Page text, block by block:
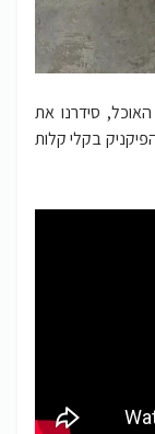
סידרנו את
בקלי קלות